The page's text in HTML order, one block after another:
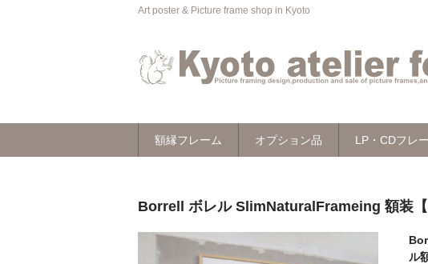
Art poster & Picture frame shop in Kyoto
額縁フレーム オプション品 LP・CDフレ
Borrell ボレル SlimNaturalFrameing 額装
ル